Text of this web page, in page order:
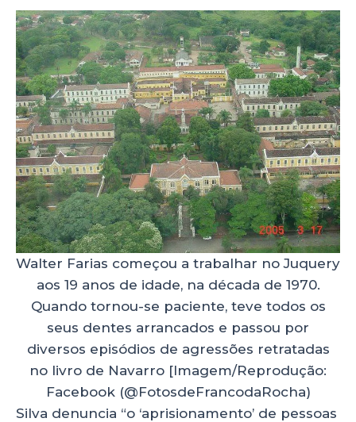
Walter Farias começou a trabalhar no Juquery
aos 19 anos de idade, na década de 1970.
Quando tornou-se paciente, teve todos os
seus dentes arrancados e passou por
diversos episódios de agressões retratadas
no livro de Navarro [Imagem/Reprodução:
Facebook (@FotosdeFrancodaRocha)
Silva denuncia “o ‘aprisionamento’ de pessoas